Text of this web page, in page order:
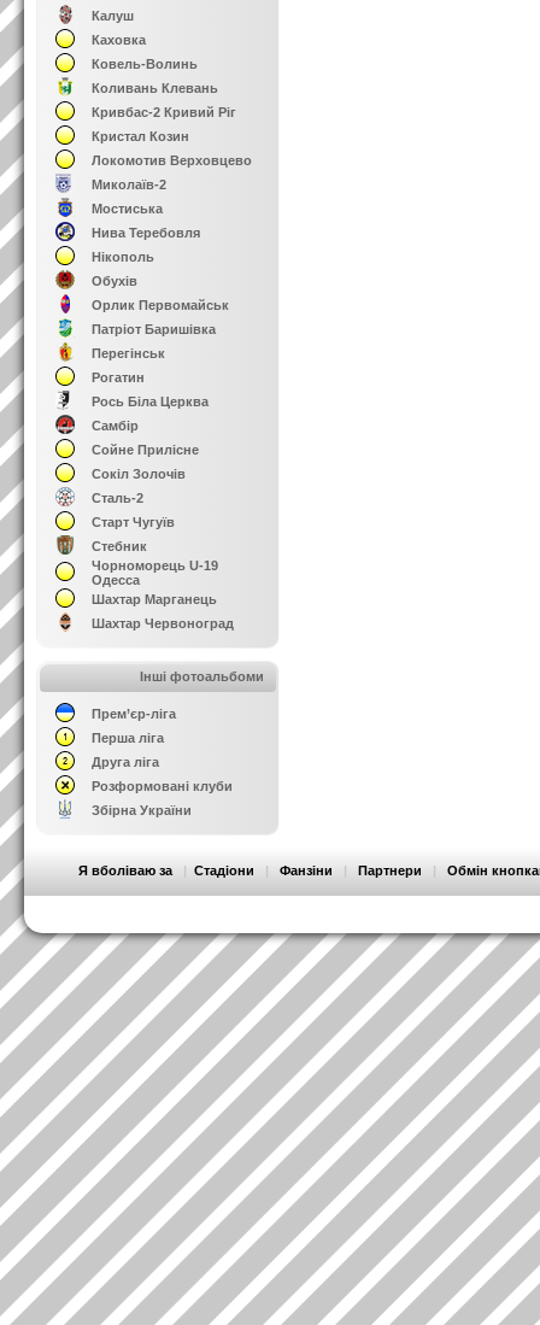
Калуш
Каховка
Ковель-Волинь
Коливань Клевань
Кривбас-2 Кривий Ріг
Кристал Козин
Локомотив Верховцево
Миколаїв-2
Мостиська
Нива Теребовля
Нікополь
Обухів
Орлик Первомайськ
Патріот Баришівка
Перегінськ
Рогатин
Рось Біла Церква
Самбір
Сойне Прилісне
Сокіл Золочів
Сталь-2
Старт Чугуїв
Стебник
Чорноморець U-19
Одесса
Шахтар Марганець
Шахтар Червоноград
Інші фотоальбоми
Прем’єр-ліга
Перша ліга
Друга ліга
Розформовані клуби
Збірна України
Я вболіваю за | Стадіони | Фанзіни | Партнери | Обмін